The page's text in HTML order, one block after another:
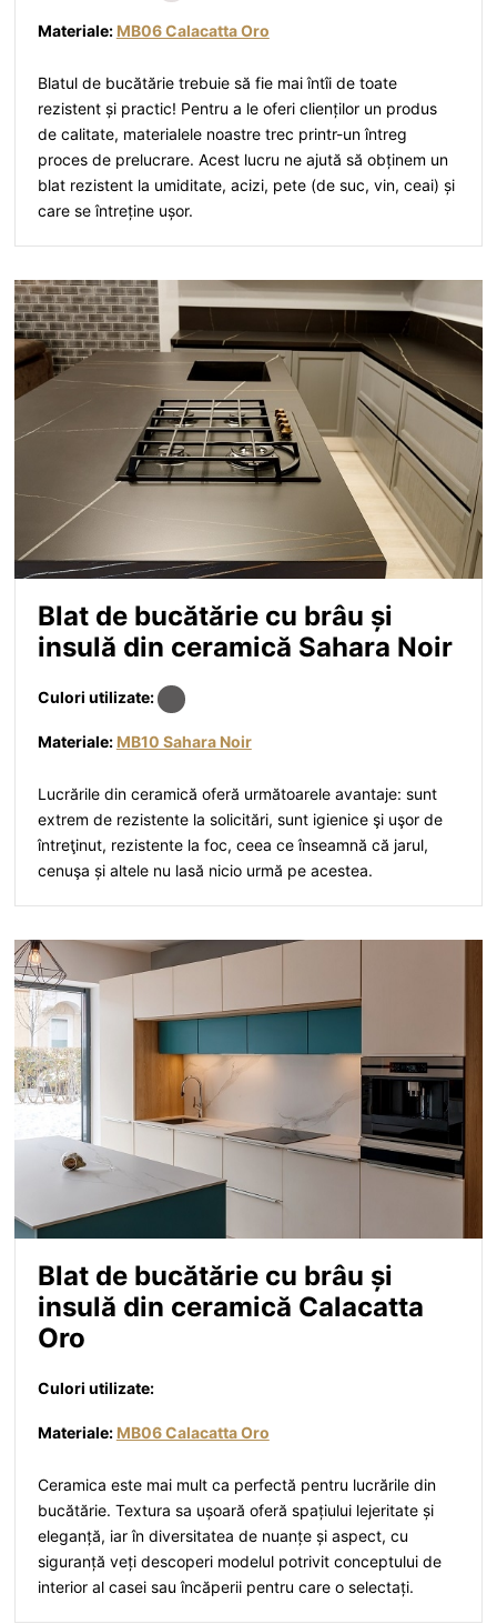
Materiale: MB06 Calacatta Oro
Blatul de bucătărie trebuie să fie mai întîi de toate
rezistent și practic! Pentru a le oferi clienților un produs
de calitate, materialele noastre trec printr-un întreg
proces de prelucrare. Acest lucru ne ajută să obținem un
blat rezistent la umiditate, acizi, pete (de suc, vin, ceai) și
care se întreține ușor.
Blat de bucătărie cu brâu și
insulă din ceramică Sahara Noir
Culori utilizate:
Materiale: MB10 Sahara Noir
Lucrările din ceramică oferă următoarele avantaje: sunt
extrem de rezistente la solicitări, sunt igienice şi uşor de
întreţinut, rezistente la foc, ceea ce înseamnă că jarul,
cenuşa și altele nu lasă nicio urmă pe acestea.
Blat de bucătărie cu brâu și
insulă din ceramică Calacatta
Oro
Culori utilizate:
Materiale: MB06 Calacatta Oro
Ceramica este mai mult ca perfectă pentru lucrările din
bucătărie. Textura sa ușoară oferă spațiului lejeritate și
eleganță, iar în diversitatea de nuanțe și aspect, cu
siguranță veți descoperi modelul potrivit conceptului de
interior al casei sau încăperii pentru care o selectați.